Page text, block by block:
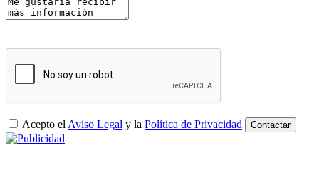
Acepto el Aviso Legal y la Política de Privacidad